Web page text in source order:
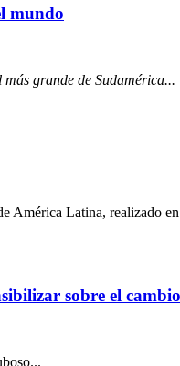
mundo
grande de Sudamérica...
América Latina, realizado
sobre el